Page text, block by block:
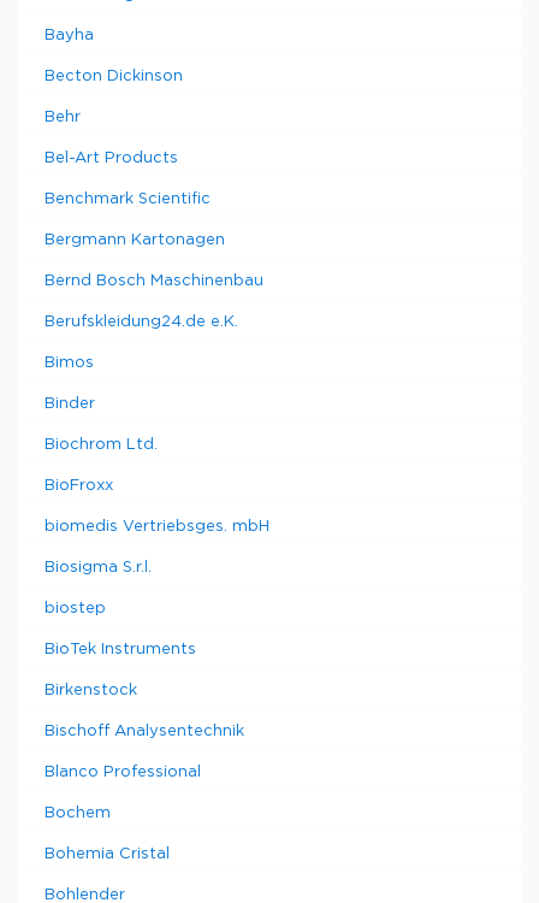
Bayha
Becton Dickinson
Behr
Bel-Art Products
Benchmark Scientific
Bergmann Kartonagen
Bernd Bosch Maschinenbau
Berufskleidung24.de e.K.
Bimos
Binder
Biochrom Ltd.
BioFroxx
biomedis Vertriebsges. mbH
Biosigma S.r.l.
biostep
BioTek Instruments
Birkenstock
Bischoff Analysentechnik
Blanco Professional
Bochem
Bohemia Cristal
Bohlender